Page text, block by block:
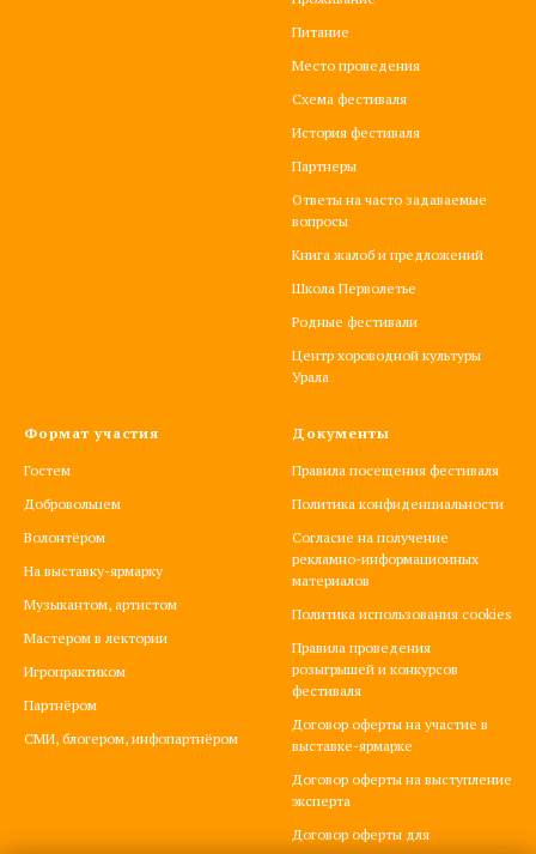
Питание
Место проведения
Схема фестиваля
История фестиваля
Партнеры
Ответы на часто задаваемые
вопросы
Книга жалоб и предложений
Школа Перволетье
Родные фестивали
Центр хороводной культуры
Урала
Формат участия
Гостем
Добровольцем
Волонтёром
На выставку-ярмарку
Музыкантом, артистом
Мастером в лектории
Игропрактиком
Партнёром
СМИ, блогером, инфопартнёром
Документы
Правила посещения фестиваля
Политика конфиденциальности
Согласие на получение
рекламно-информационных
материалов
Политика использования cookies
Правила проведения
розыгрышей и конкурсов
фестиваля
Договор оферты на участие в
выставке-ярмарке
Договор оферты на выступление
эксперта
Договор оферты для